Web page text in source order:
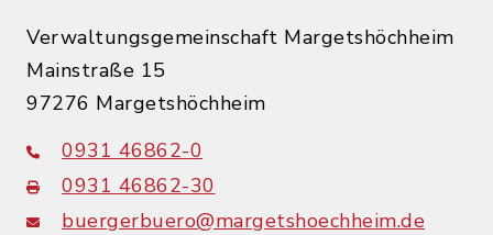
Verwaltungsgemeinschaft Margetshöchheim
Mainstraße 15
97276 Margetshöchheim
0931 46862-0
0931 46862-30
buergerbuero@margetshoechheim.de